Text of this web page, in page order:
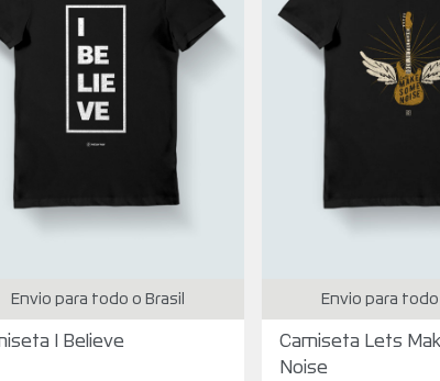
Envio para todo o Brasil
I Believe
Envio para todo
Camiseta Lets
Noise